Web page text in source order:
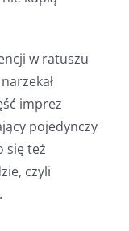
w ratuszu
imprez
pojedynczy
się też
czyli